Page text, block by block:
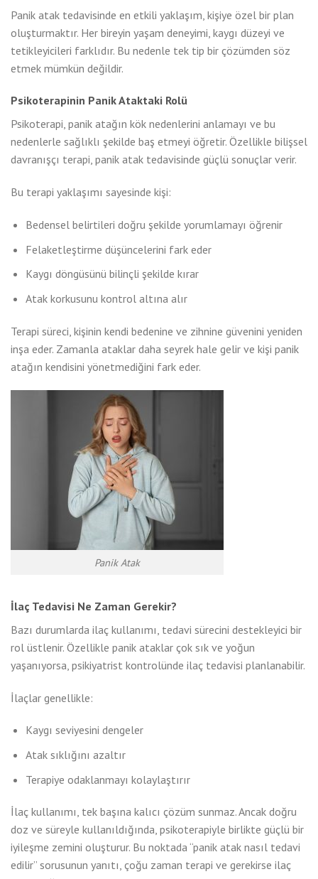
Panik atak tedavisinde en etkili yaklaşım, kişiye özel bir plan
oluşturmaktır. Her bireyin yaşam deneyimi, kaygı düzeyi ve
tetikleyicileri farklıdır. Bu nedenle tek tip bir çözümden söz
etmek mümkün değildir.
Psikoterapinin Panik Ataktaki Rolü
Psikoterapi, panik atağın kök nedenlerini anlamayı ve bu
nedenlerle sağlıklı şekilde baş etmeyi öğretir. Özellikle bilişsel
davranışçı terapi, panik atak tedavisinde güçlü sonuçlar verir.
Bu terapi yaklaşımı sayesinde kişi:
Bedensel belirtileri doğru şekilde yorumlamayı öğrenir
Felaketleştirme düşüncelerini fark eder
Kaygı döngüsünü bilinçli şekilde kırar
Atak korkusunu kontrol altına alır
Terapi süreci, kişinin kendi bedenine ve zihnine güvenini yeniden
inşa eder. Zamanla ataklar daha seyrek hale gelir ve kişi panik
atağın kendisini yönetmediğini fark eder.
Panik Atak
İlaç Tedavisi Ne Zaman Gerekir?
Bazı durumlarda ilaç kullanımı, tedavi sürecini destekleyici bir
rol üstlenir. Özellikle panik ataklar çok sık ve yoğun
yaşanıyorsa, psikiyatrist kontrolünde ilaç tedavisi planlanabilir.
İlaçlar genellikle:
Kaygı seviyesini dengeler
Atak sıklığını azaltır
Terapiye odaklanmayı kolaylaştırır
İlaç kullanımı, tek başına kalıcı çözüm sunmaz. Ancak doğru
doz ve süreyle kullanıldığında, psikoterapiyle birlikte güçlü bir
iyileşme zemini oluşturur. Bu noktada “panik atak nasıl tedavi
edilir” sorusunun yanıtı, çoğu zaman terapi ve gerekirse ilaç